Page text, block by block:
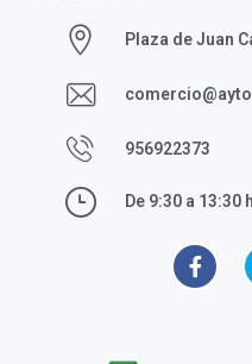
Plaza de Juan
956922373
De 9:30 a